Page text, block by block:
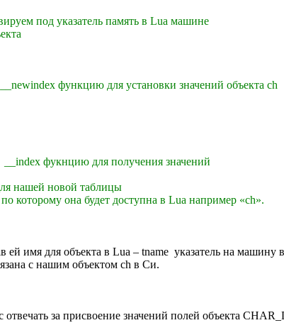
под указатель память в Lua машине
функцию для установки значений объекта ch
фукнцию для получения значений
нашей новой таблицы
которому она будет доступна в Lua например «ch».
ей имя для объекта в Lua – tname указатель на машину
с нашим объектом ch в Си.
за присвоение значений полей объекта